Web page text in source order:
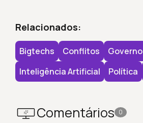
Relacionados:
Bigtechs Conflitos
Governo
Inteligência Artificial
Política
Comentários 0